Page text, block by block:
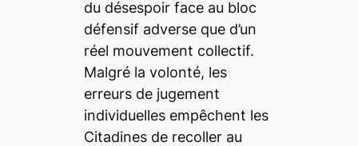
du désespoir face au bloc
défensif adverse que d’un
réel mouvement collectif.
Malgré la volonté, les
erreurs de jugement
individuelles empêchent les
Citadines de recoller au